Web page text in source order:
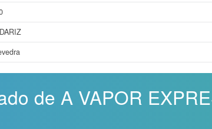
de A VAPOR